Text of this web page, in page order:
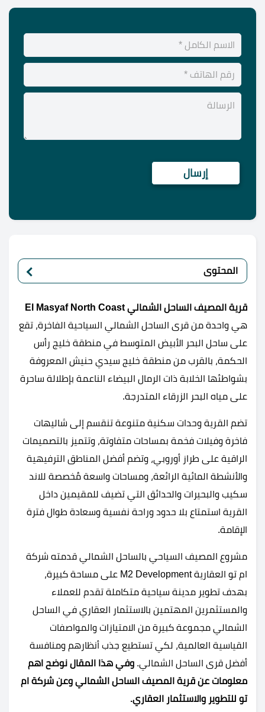
المحتوى
قرية المصيف الساحل الشمالي El Masyaf North Coast
هي واحدة من قرى الساحل الشمالي السياحية الفاخرة، تقع
على ساحل البحر الأبيض المتوسط في منطقة خليج رأس
الحكمة، بالقرب من منطقة خليج سيدي حنيش المعروفة
بشواطئها الخلابة ذات الرمال البيضاء الناعمة بإطلالة ساحرة
على مياه البحر الزرقاء المتدرجة.
تضم القرية وحدات سكنية متنوعة تنقسم إلى شاليهات
فاخرة وفيلات فخمة بمساحات متفاوتة، وتتميز بالتصميمات
الراقية على طراز أوروبي، وتضم أفضل المناطق الترفيهية
والأنشطة المائية الرائعة، ومساحات واسعة مُخصصة للاند
سكيب والبحيرات والحدائق التي تضيف للمقيمين داخل
القرية استمتاع بلا حدود وراحة نفسية وسعادة طوال فترة
الإقامة.
مشروع المصيف السياحي بالساحل الشمالي قدمته شركة
ام تو العقارية M2 Development على مساحة كبيرة،
بهدف تطوير مدينة سياحية متكاملة تقدم للعملاء
والمستثمرين المهتمين بالاستثمار العقاري في الساحل
الشمالي مجموعة كبيرة من الامتيازات والمواصفات
القياسية العالمية، لكي تستطيع جذب أنظارهم ومنافسة
أفضل قرى الساحل الشمالي. وفي هذا المقال نوضح اهم
معلومات عن قرية المصيف الساحل الشمالي وعن شركة ام
تو للتطوير والاستثمار العقاري.